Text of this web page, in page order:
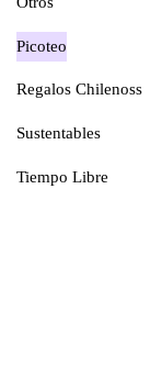
Picoteo
Regalos Chilenoss
Sustentables
Tiempo Libre